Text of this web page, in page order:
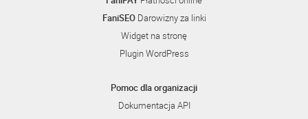
FaniSEODarowizny za linki
Widget na stronę
Plugin WordPress
Pomoc dla organizacji
Dokumentacja API